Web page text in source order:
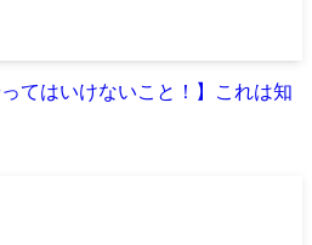
ってはいけないこと！】これは知